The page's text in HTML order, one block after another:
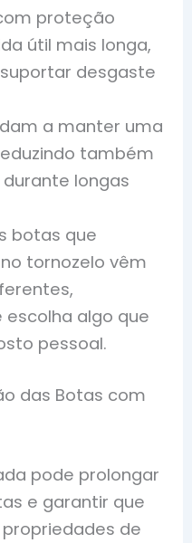
proteção
útil mais longa,
desgaste
a manter uma
também
longas
botas que
tornozelo vêm
algo que
pessoal.
das Botas com
pode prolongar
e garantir que
de